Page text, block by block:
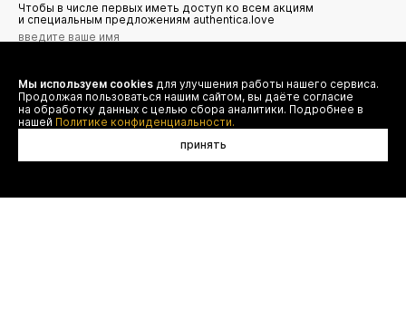
Чтобы в числе первых иметь доступ ко всем акциям
и специальным предложениям authentica.love
Я даю согласие на сбор, обработку и хранение моих
персональных данных (имя, email, телефон) для получения
рекламных и информационных рассылок от ООО 'БТ
Юнайтед', а также ознакомлен(а) с
Политикой конфиденциальности
Мы используем cookies для улучшения работы нашего сервиса.
Продолжая пользоваться нашим сайтом, вы даёте согласие
на обработку данных с целью сбора аналитики. Подробнее в
нашей Политике конфиденциальности.
принять